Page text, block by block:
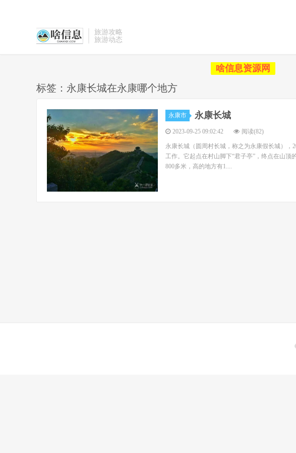
旅游攻略
旅游动态
啥信息资源网
标签：永康长城在永康哪个地方
永康市 永康长城
2023-09-25 09:02:42 阅读(82)
永康长城（圆周村长城，称之为永康假长城）
工作。它起点在村山脚下“君子亭”，终点在山顶
800多米，高的地方有1....